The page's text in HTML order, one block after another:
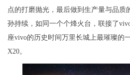
点的打磨抛光，最后做到生产量与品质
孙持续，如同一个个烽火台，联接了
座vivo的历史时间万里长城上最璀璨的
X20。